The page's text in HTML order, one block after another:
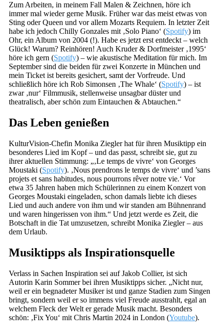
Zum Arbeiten, in meinem Fall Malen & Zeichnen, höre ich
immer mal wieder gerne Musik. Früher war das meist etwas von
Sting oder Queen und vor allem Mozarts Requiem. In letzter Zeit
habe ich jedoch Chilly Gonzales mit ‚Solo Piano‘ (Spotify) im
Ohr, ein Album von 2004 (!). Habe es jetzt erst entdeckt – welch
Glück! Warum? Reinhören! Auch Kruder & Dorfmeister ‚1995‘
höre ich gern (Spotify) – wie akustische Meditation für mich. Im
September sind die beiden für zwei Konzerte in München und
mein Ticket ist bereits gesichert, samt der Vorfreude. Und
schließlich höre ich Rob Simonsen ‚The Whale‘ (Spotify) – ist
zwar ‚nur‘ Filmmusik, stellenweise unsagbar düster und
theatralisch, aber schön zum Eintauchen & Abtauchen.“
Das Leben genießen
KulturVision-Chefin Monika Ziegler hat für ihren Musiktipp ein
besonderes Lied im Kopf – und das passt, schreibt sie, gut zu
ihrer aktuellen Stimmung: „‚Le temps de vivre‘ von Georges
Moustaki (Spotify). ‚Nous prendrons le temps de vivre‘ und ’sans
projets et sans habitudes, nous pourrons rêver notre vie.‘ Vor
etwa 35 Jahren haben mich Schülerinnen zu einem Konzert von
Georges Moustaki eingeladen, schon damals liebte ich dieses
Lied und auch andere von ihm und wir standen am Bühnenrand
und waren hingerissen von ihm.“ Und jetzt werde es Zeit, die
Botschaft in die Tat umzusetzen, schreibt Monika Ziegler – aus
dem Urlaub.
Musiktipps als Inspirationsquelle
Verlass in Sachen Inspiration sei auf Jakob Collier, ist sich
Autorin Karin Sommer bei ihren Musiktipps sicher. „Nicht nur,
weil er ein begnadeter Musiker ist und ganze Stadien zum Singen
bringt, sondern weil er so immens viel Freude ausstrahlt, egal an
welchem Fleck der Welt er gerade Musik macht. Besonders
schön: ‚Fix You‘ mit Chris Martin 2024 in London (Youtube).